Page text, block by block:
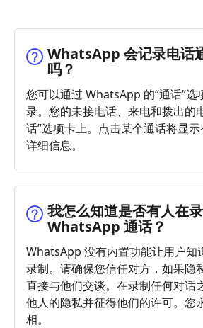
WhatsApp 会记录电话
吗？
您可以通过 WhatsApp 的“通话”选
录。您的未接电话、来电和拨出的
话”选项卡上。点击某个通话将显
详细信息。
我怎么知道是否有人在
WhatsApp 通话？
WhatsApp 没有内置功能让用户知
录制。请确保您信任对方，如果隐
直接与他们交谈。在录制任何对话
他人的隐私并征得他们的许可。您
相。